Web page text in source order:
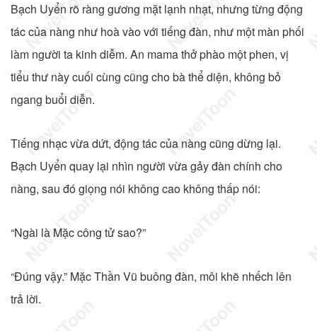
Bạch Uyển rõ ràng gương mặt lạnh nhạt, nhưng từng động
tác của nàng như hoà vào với tiếng đàn, như một màn phối
làm người ta kinh diễm. An mama thở phào một phen, vị
tiểu thư này cuối cùng cũng cho bà thể diện, không bỏ
ngang buổi diễn.
Tiếng nhạc vừa dứt, động tác của nàng cũng dừng lại.
Bạch Uyển quay lại nhìn người vừa gảy đàn chính cho
nàng, sau đó giọng nói không cao không thấp nói:
“Ngài là Mặc công tử sao?”
“Đúng vậy.” Mặc Thần Vũ buông đàn, môi khẽ nhếch lên
trả lời.